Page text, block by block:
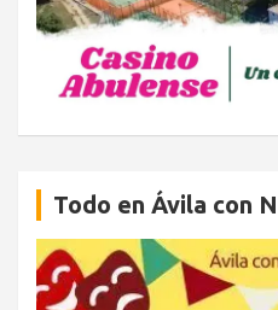
Todo en Ávila con